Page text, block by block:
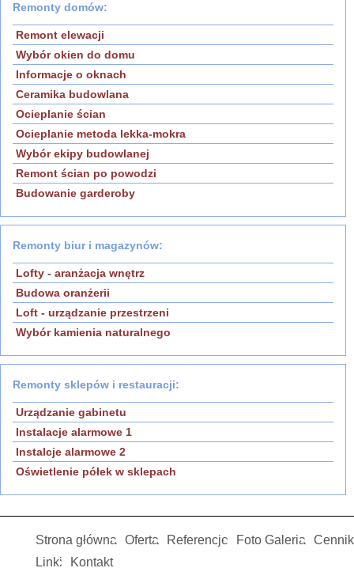
Remonty domów:
Remont elewacji
Wybór okien do domu
Informacje o oknach
Ceramika budowlana
Ocieplanie ścian
Ocieplanie metoda lekka-mokra
Wybór ekipy budowlanej
Remont ścian po powodzi
Budowanie garderoby
Remonty biur i magazynów:
Lofty - aranżacja wnętrz
Budowa oranżerii
Loft - urządzanie przestrzeni
Wybór kamienia naturalnego
Remonty sklepów i restauracji:
Urządzanie gabinetu
Instalacje alarmowe 1
Instalcje alarmowe 2
Oświetlenie półek w sklepach
Strona główna Oferta Referencje Foto Galeria
Cennik
Linki
Kontakt